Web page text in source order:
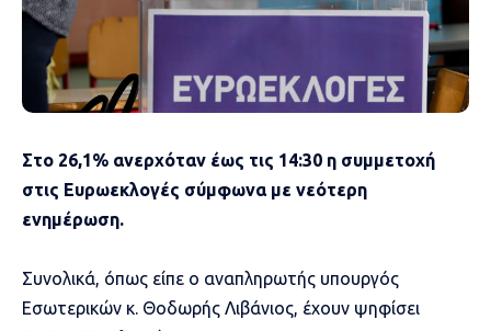
Στο 26,1% ανερχόταν έως τις 14:30 η συμμετοχή
στις Ευρωεκλογές σύμφωνα με νεότερη
ενημέρωση.
Συνολικά, όπως είπε ο αναπληρωτής υπουργός
Εσωτερικών κ. Θοδωρής Λιβάνιος, έχουν ψηφίσει